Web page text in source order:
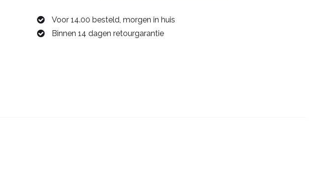
mm
0068430K
Voor 14.00 besteld, morgen in huis
Binnen 14 dagen retourgarantie